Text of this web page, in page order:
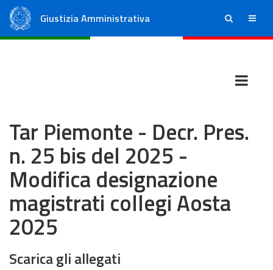
Giustizia Amministrativa ricerca menu
Tar Piemonte - Decr. Pres.
n. 25 bis del 2025 -
Modifica designazione
magistrati collegi Aosta
2025
Scarica gli allegati